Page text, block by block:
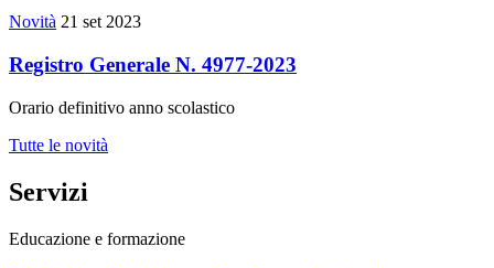
Novità 21 set 2023
Registro Generale N. 4977-2023
Orario definitivo anno scolastico
Tutte le novità
Servizi
Educazione e formazione